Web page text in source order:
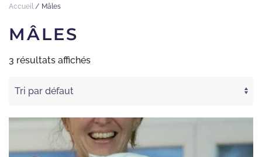
Accueil/ Mâles
MÂLES
3 résultats affichés